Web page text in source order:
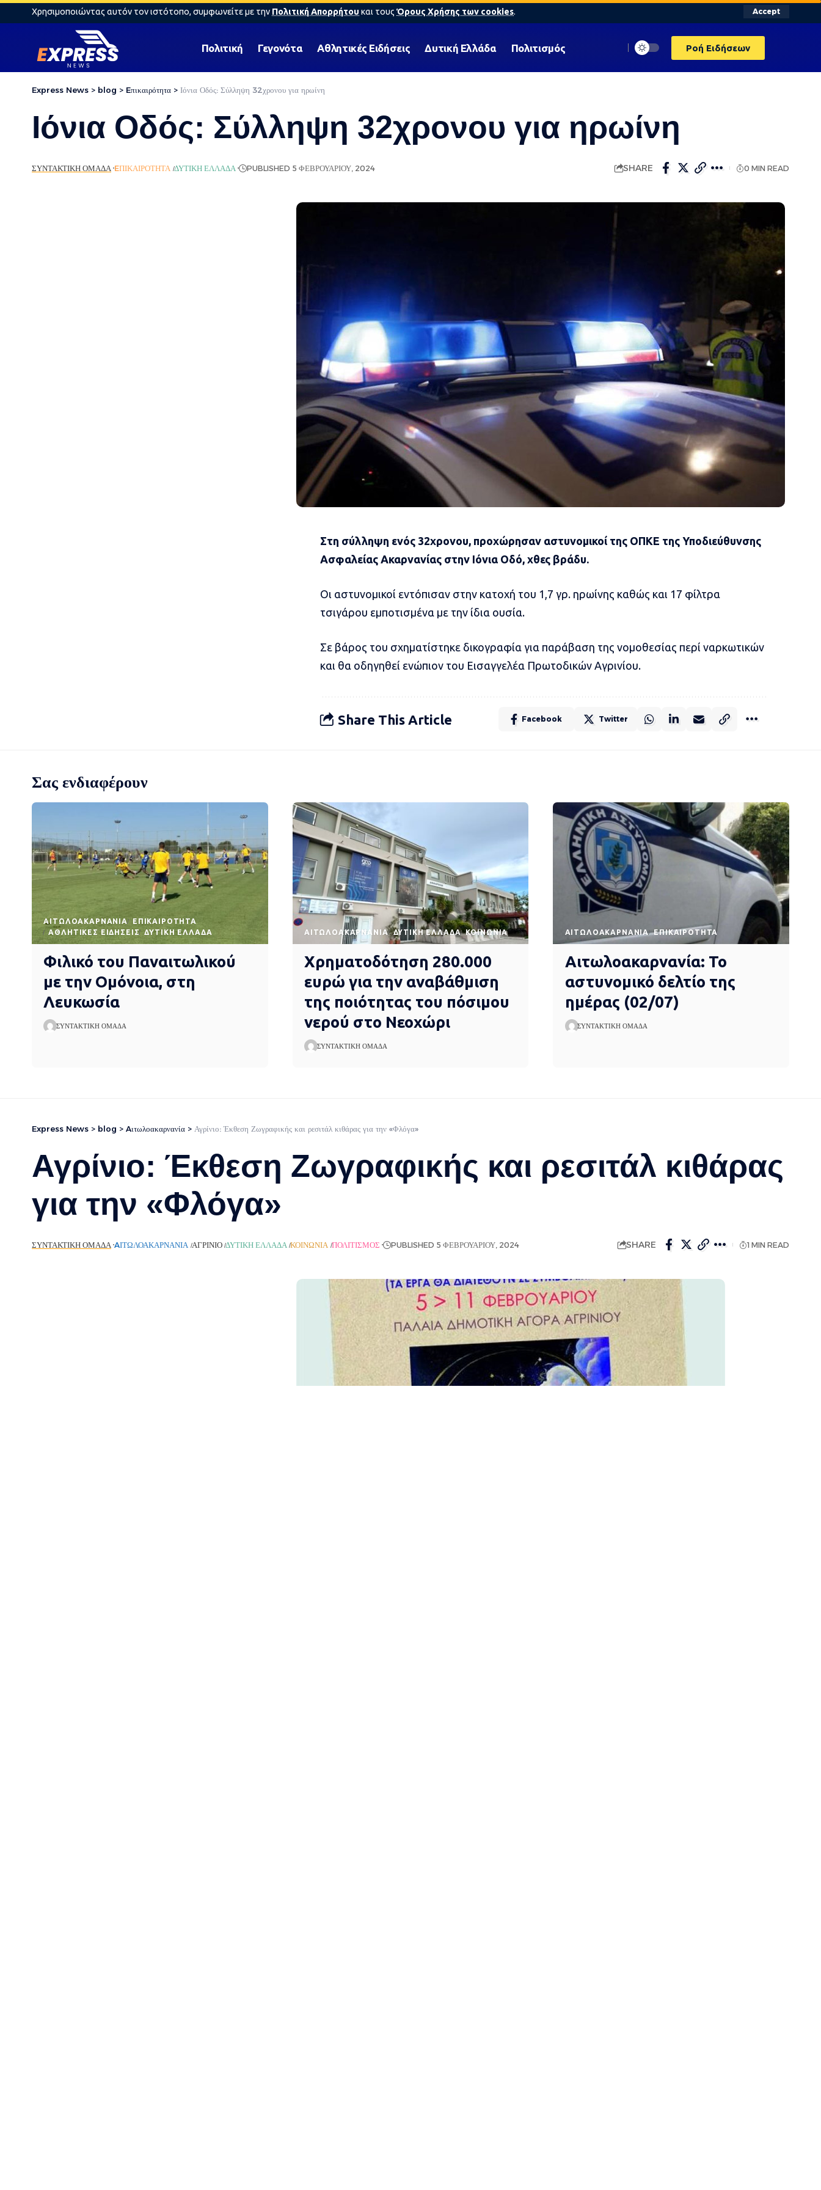
Χρησιμοποιώντας αυτόν τον ιστότοπο, συμφωνείτε με την Πολιτική Απορρήτου και τους Όρους Χρήσης των cookies. Accept
Πολιτική Γεγονότα Αθλητικές Ειδήσεις Δυτική Ελλάδα Πολιτισμός Ροή Ειδήσεων
Express News > blog > Eπικαιρότητα > Ιόνια Οδός: Σύλληψη 32χρονου για ηρωίνη
Ιόνια Οδός: Σύλληψη 32χρονου για ηρωίνη
ΣΥΝΤΑΚΤΙΚΉ ΟΜΆΔΑ EΠΙΚΑΙΡΌΤΗΤΑ ΔΥΤΙΚΉ ΕΛΛΆΔΑ PUBLISHED 5 ΦΕΒΡΟΥΑΡΊΟΥ, 2024 SHARE 0 MIN READ
Στη σύλληψη ενός 32χρονου, προχώρησαν αστυνομικοί της ΟΠΚΕ της Υποδιεύθυνσης
Ασφαλείας Ακαρνανίας στην Ιόνια Οδό, χθες βράδυ.
Οι αστυνομικοί εντόπισαν στην κατοχή του 1,7 γρ. ηρωίνης καθώς και 17 φίλτρα
τσιγάρου εμποτισμένα με την ίδια ουσία.
Σε βάρος του σχηματίστηκε δικογραφία για παράβαση της νομοθεσίας περί ναρκωτικών
και θα οδηγηθεί ενώπιον του Εισαγγελέα Πρωτοδικών Αγρινίου.
Share This Article Facebook Twitter
Σας ενδιαφέρουν
AΙΤΩΛΟΑΚΑΡΝΑΝΊΑ
EΠΙΚΑΙΡΌΤΗΤΑ
ΑΘΛΗΤΙΚΈΣ ΕΙΔΉΣΕΙΣ
ΔΥΤΙΚΉ ΕΛΛΆΔΑ
Φιλικό του Παναιτωλικού
με την Ομόνοια, στη
Λευκωσία
ΣΥΝΤΑΚΤΙΚΉ ΟΜΆΔΑ
AΙΤΩΛΟΑΚΑΡΝΑΝΊΑ ΔΥΤΙΚΉ ΕΛΛΆΔΑ ΚΟΙΝΩΝΊΑ
Χρηματοδότηση 280.000
ευρώ για την αναβάθμιση
της ποιότητας του πόσιμου
νερού στο Νεοχώρι
ΣΥΝΤΑΚΤΙΚΉ ΟΜΆΔΑ
AΙΤΩΛΟΑΚΑΡΝΑΝΊΑ EΠΙΚΑΙΡΌΤΗΤΑ
Αιτωλοακαρνανία: Το
αστυνομικό δελτίο της
ημέρας (02/07)
ΣΥΝΤΑΚΤΙΚΉ ΟΜΆΔΑ
Express News > blog > Aιτωλοακαρνανία > Αγρίνιο: Έκθεση Ζωγραφικής και ρεσιτάλ κιθάρας για την «Φλόγα»
Αγρίνιο: Έκθεση Ζωγραφικής και ρεσιτάλ κιθάρας
για την «Φλόγα»
ΣΥΝΤΑΚΤΙΚΉ ΟΜΆΔΑ AΙΤΩΛΟΑΚΑΡΝΑΝΊΑ ΑΓΡΊΝΙΟ ΔΥΤΙΚΉ ΕΛΛΆΔΑ ΚΟΙΝΩΝΊΑ ΠΟΛΙΤΙΣΜΌΣ PUBLISHED 5 ΦΕΒΡΟΥΑΡΊΟΥ, 2024 SHARE 1 MIN READ